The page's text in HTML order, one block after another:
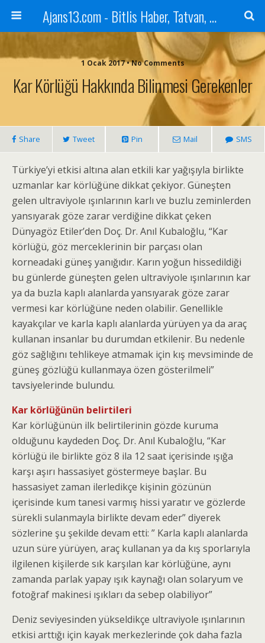
Ajans13.com - Bitlis Haber, Tatvan, Ahlat, Adilcevaz, Mutki, Hizan, Güroymak, Gazete, Ajans, 13, Haber
1 Ocak 2017 • No Comments
Kar Körlüğü Hakkında Bilinmesi Gerekenler
Share Tweet Pin Mail SMS
Türkiye’yi etkisi altına alan etkili kar yağışıyla birlikte
uzmanlar kar körlüğüne dikkat çekiyor. Güneşten
gelen ultraviyole ışınlarının karlı ve buzlu zeminlerden
yansıyarak göze zarar verdiğine dikkat çeken
Dünyagöz Etiler’den Doç. Dr. Anıl Kubaloğlu, “Kar
körlüğü, göz merceklerinin bir parçası olan
korneadaki güneş yanığıdır. Karın yoğun hissedildiği
bu günlerde güneşten gelen ultraviyole ışınlarının kar
ya da buzla kaplı alanlarda yansıyarak göze zarar
vermesi kar körlüğüne neden olabilir. Genellikle
kayakçılar ve karla kaplı alanlarda yürüyen ya da araç
kullanan insanlar bu durumdan etkilenir. Bu nedenle
göz sağlığını tehlikeye atmamak için kış mevsiminde de
güneş gözlüğü kullanmaya özen gösterilmeli”
tavsiyelerinde bulundu.
Kar körlüğünün belirtileri
Kar körlüğünün ilk belirtilerinin gözde kuruma
olduğunu kaydeden Doç. Dr. Anıl Kubaloğlu, “Kar
körlüğü ile birlikte göz 8 ila 12 saat içerisinde ışığa
karşı aşırı hassasiyet göstermeye başlar. Bu
hassasiyet zaman ilerledikçe kişinin gözünün
içerisinde kum tanesi varmış hissi yaratır ve gözlerde
sürekli sulanmayla birlikte devam eder” diyerek
sözlerine şu şekilde devam etti: ” Karla kaplı alanlarda
uzun süre yürüyen, araç kullanan ya da kış sporlarıyla
ilgilenen kişilerde sık karşılan kar körlüğüne, aynı
zamanda parlak yapay ışık kaynağı olan solaryum ve
fotoğraf makinesi ışıkları da sebep olabiliyor”
Deniz seviyesinden yükseldikçe ultraviyole ışınlarının
etkisi arttığı için kayak merkezlerinde çok daha fazla